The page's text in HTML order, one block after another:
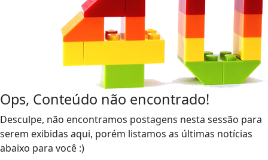
Ops, Conteúdo não encontrado!
Desculpe, não encontramos postagens nesta sessão para
serem exibidas aqui, porém listamos as últimas notícias
abaixo para você :)